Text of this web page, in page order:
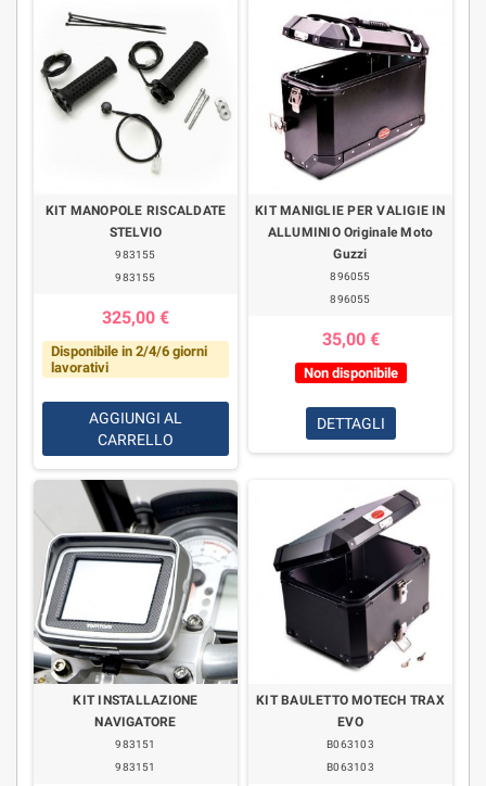
KIT MANOPOLE RISCALDATE
STELVIO
983155
983155
325,00 €
Disponibile in 2/4/6 giorni
lavorativi
AGGIUNGI AL
CARRELLO
KIT MANIGLIE PER VALIGIE IN
ALLUMINIO Originale Moto
Guzzi
896055
896055
35,00 €
Non disponibile
DETTAGLI
KIT INSTALLAZIONE
NAVIGATORE
983151
983151
KIT BAULETTO MOTECH TRAX
EVO
B063103
B063103